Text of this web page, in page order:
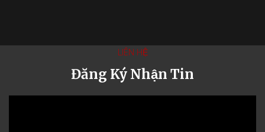
LIÊN HỆ
Đăng Ký Nhận Tin